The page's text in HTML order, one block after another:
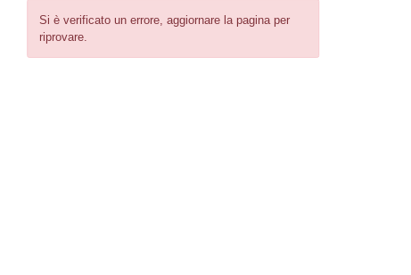
Si è verificato un errore, aggiornare la pagina per
riprovare.